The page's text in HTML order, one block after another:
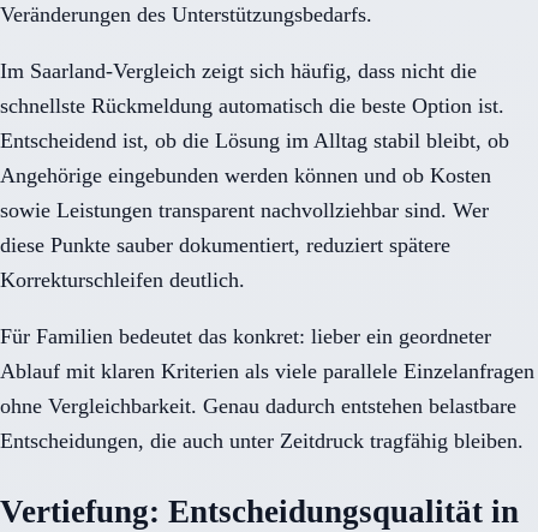
Veränderungen des Unterstützungsbedarfs.
Im Saarland-Vergleich zeigt sich häufig, dass nicht die
schnellste Rückmeldung automatisch die beste Option ist.
Entscheidend ist, ob die Lösung im Alltag stabil bleibt, ob
Angehörige eingebunden werden können und ob Kosten
sowie Leistungen transparent nachvollziehbar sind. Wer
diese Punkte sauber dokumentiert, reduziert spätere
Korrekturschleifen deutlich.
Für Familien bedeutet das konkret: lieber ein geordneter
Ablauf mit klaren Kriterien als viele parallele Einzelanfragen
ohne Vergleichbarkeit. Genau dadurch entstehen belastbare
Entscheidungen, die auch unter Zeitdruck tragfähig bleiben.
Vertiefung: Entscheidungsqualität in